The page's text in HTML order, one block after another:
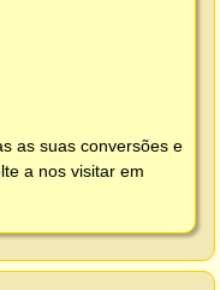
as suas conversões e
a nos visitar em